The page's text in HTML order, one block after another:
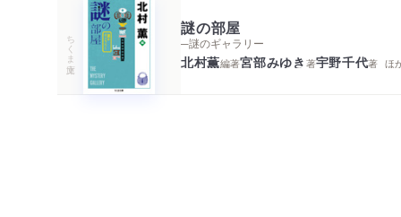
ちくま文庫
謎の部屋
─謎のギャラリー
北村薫編著宮部みゆき著宇野千代著 ほ